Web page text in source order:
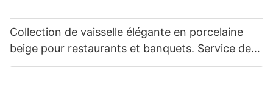
Collection de vaisselle élégante en porcelaine
beige pour restaurants et banquets. Service de
table durable de qualité professionnelle :